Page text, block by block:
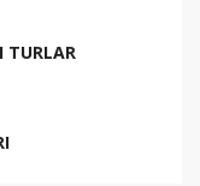
TURLAR